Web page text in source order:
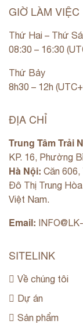
GIỜ LÀM VIỆC
Thứ Hai – Thứ
08:30 – 16:30
Thứ Bảy
8h30 – 12h
ĐỊA CHỈ
Trung Tâm Trải
KP. 16, Phường
Hà Nội: Căn
Đô Thị Trung Hòa
Việt Nam.
Email:
SITELINK
Về chúng tôi
Dự án
Sản phẩm